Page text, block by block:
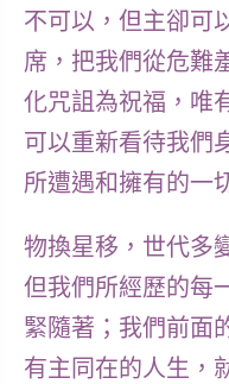
不可以，但主卻可
席，把我們從危難
化咒詛為祝福，唯
可以重新看待我們
所遭遇和擁有的一
物換星移，世代多
但我們所經歷的每
緊隨著；我們前面
有主同在的人生，